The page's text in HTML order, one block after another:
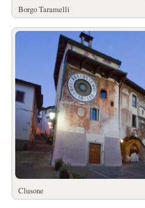
Borgo Taramelli
Clusone